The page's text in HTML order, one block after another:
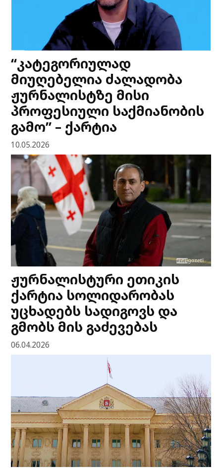
“კატეგორიულად
მიუღებელია ძალადობა
ჟურნალისტზე მისი
პროფესიული საქმიანობის
გამო” – ქარტია
10.05.2026
ჟურნალისტური ეთიკის
ქარტია სოლიდარობას
უცხადებს სადიგოვს და
გმობს მის გაძევებას
06.04.2026